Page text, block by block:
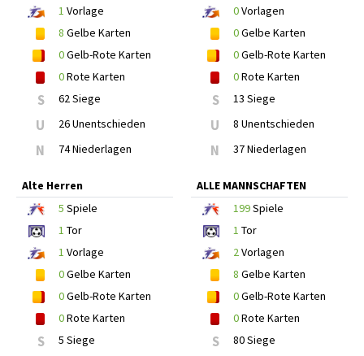
1 Vorlage
8 Gelbe Karten
0Gelb-Rote Karten
0Rote Karten
S 62 Siege
U 26 Unentschieden
N 74 Niederlagen
0Vorlagen
0Gelbe Karten
0Gelb-Rote Karten
0Rote Karten
S 13 Siege
U 8 Unentschieden
N 37 Niederlagen
Alte Herren
5 Spiele
1 Tor
1 Vorlage
0Gelbe Karten
0Gelb-Rote Karten
0Rote Karten
S 5 Siege
ALLE MANNSCHAFTEN
199Spiele
1 Tor
2Vorlagen
8 Gelbe Karten
0Gelb-Rote Karten
0Rote Karten
S 80 Siege